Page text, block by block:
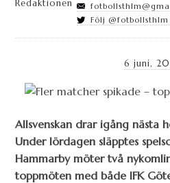
Följ
6 juni,
Allsvenskan drar igång nästa
Under lördagen släpptes
Hammarby möter två
toppmöten med både IFK